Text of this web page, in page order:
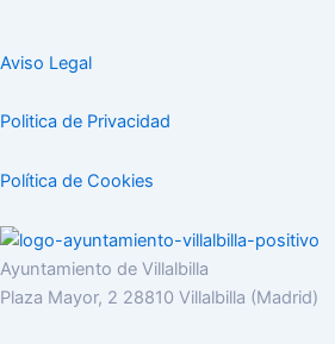
Aviso Legal
Politica de Privacidad
Política de Cookies
Ayuntamiento de Villalbilla
Plaza Mayor, 2 28810 Villalbilla (Madrid)